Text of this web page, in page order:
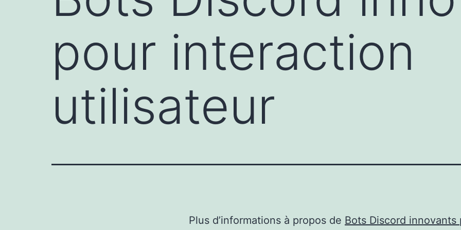
pour interaction
utilisateur
Plus d’informations à propos de Bots Discord innovants